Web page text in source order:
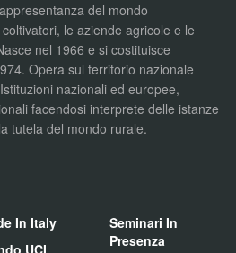
del mondo
le aziende agricole e le
nel 1966 e si costituisce
Opera sul territorio nazionale
nazionali ed europee,
facendosi interprete delle istanze
tutela del mondo rurale.
In Italy
Seminari In
Presenza